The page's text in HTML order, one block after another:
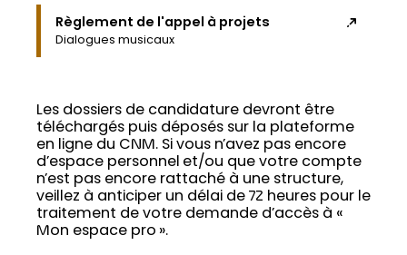
Règlement de l'appel à projets
Dialogues musicaux
Les dossiers de candidature devront être
téléchargés puis déposés sur la plateforme
en ligne du CNM. Si vous n’avez pas encore
d’espace personnel et/ou que votre compte
n’est pas encore rattaché à une structure,
veillez à anticiper un délai de 72 heures pour le
traitement de votre demande d’accès à «
Mon espace pro ».